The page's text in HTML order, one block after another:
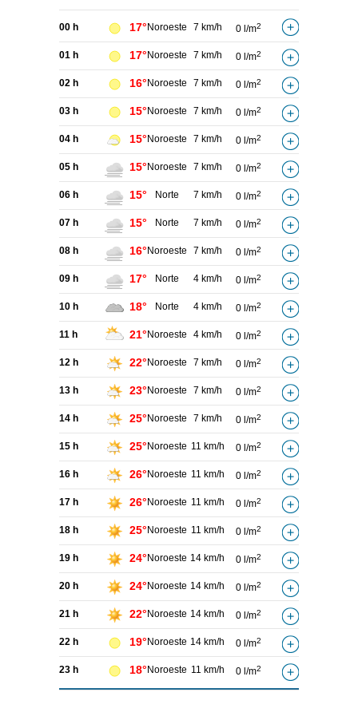
00 h 17° Noroeste 7 km/h 0 l/m2
01 h 17° Noroeste 7 km/h 0 l/m2
02 h 16° Noroeste 7 km/h 0 l/m2
03 h 15° Noroeste 7 km/h 0 l/m2
04 h 15° Noroeste 7 km/h 0 l/m2
05 h 15° Noroeste 7 km/h 0 l/m2
06 h 15° Norte 7 km/h 0 l/m2
07 h 15° Norte 7 km/h 0 l/m2
08 h 16° Noroeste 7 km/h 0 l/m2
09 h 17° Norte 4 km/h 0 l/m2
10 h 18° Norte 4 km/h 0 l/m2
11 h 21° Noroeste 4 km/h 0 l/m2
12 h 22° Noroeste 7 km/h 0 l/m2
13 h 23° Noroeste 7 km/h 0 l/m2
14 h 25° Noroeste 7 km/h 0 l/m2
15 h 25° Noroeste 11 km/h 0 l/m2
16 h 26° Noroeste 11 km/h 0 l/m2
17 h 26° Noroeste 11 km/h 0 l/m2
18 h 25° Noroeste 11 km/h 0 l/m2
19 h 24° Noroeste 14 km/h 0 l/m2
20 h 24° Noroeste 14 km/h 0 l/m2
21 h 22° Noroeste 14 km/h 0 l/m2
22 h 19° Noroeste 14 km/h 0 l/m2
23 h 18° Noroeste 11 km/h 0 l/m2